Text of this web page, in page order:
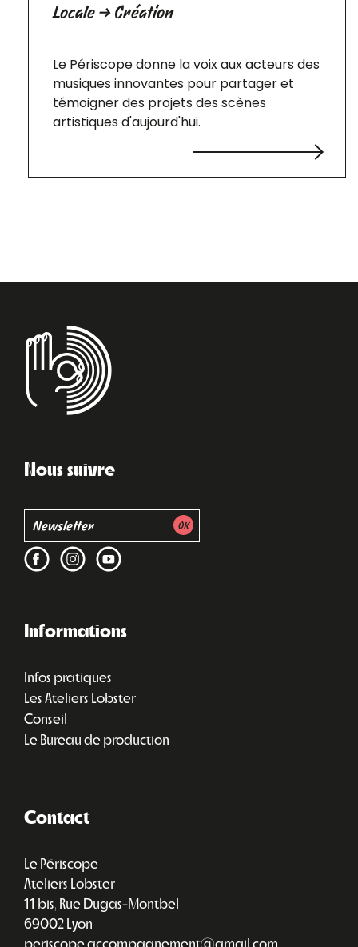
Locale → Création
Le Périscope donne la voix aux acteurs des
musiques innovantes pour partager et
témoigner des projets des scènes
artistiques d'aujourd'hui.
Nous suivre
Informations
Infos pratiques
Les Ateliers Lobster
Conseil
Le Bureau de production
Contact
Le Périscope
Ateliers Lobster
11 bis, Rue Dugas-Montbel
69002 Lyon
periscope.accompagnement@gmail.com